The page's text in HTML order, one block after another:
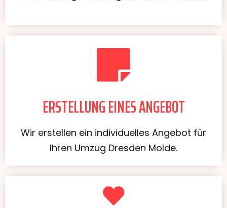
ERSTELLUNG EINES ANGEBOT
Wir erstellen ein individuelles Angebot für
Ihren Umzug Dresden Molde.